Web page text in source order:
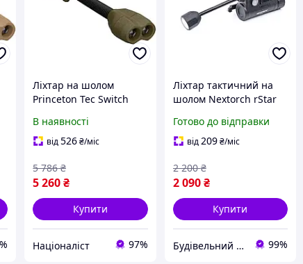
Ліхтар на шолом
Princeton Tec Switch
(2370-vart)
В наявності
від526₴/міс
5 260₴
5 786 ₴
Купити
Націоналіст 97%
Ліхтар тактичний на
шолом Nextorch rStar
Готово до відправки
від209 ₴/міс
2 090 ₴
2 200 ₴
Купити
Будівельний Простір 99%